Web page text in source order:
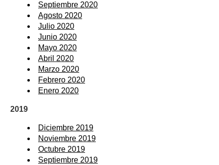
Septiembre 2020
Agosto 2020
Julio 2020
Junio 2020
Mayo 2020
Abril 2020
Marzo 2020
Febrero 2020
Enero 2020
2019
Diciembre 2019
Noviembre 2019
Octubre 2019
Septiembre 2019